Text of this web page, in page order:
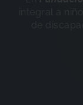
integral a
de